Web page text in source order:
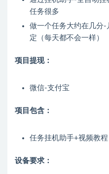
任务很多
做一个任务大约在几分
定（每天都不会一样）
项目提现：
微信-支付宝
项目包含：
任务挂机助手+视频教程
设备要求：